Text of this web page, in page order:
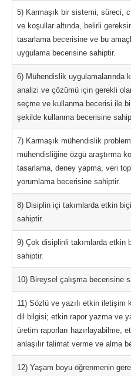
5) Karmaşık bir sistemi, süreci,
ve koşullar altında, belirli
tasarlama becerisine ve bu
uygulama becerisine sahiptir.
6) Mühendislik uygulamalarında
analizi ve çözümü için gerekli
seçme ve kullanma becerisi ile
şekilde kullanma becerisine
7) Karmaşık mühendislik
mühendisliğine özgü araştırma
tasarlama, deney yapma, veri
yorumlama becerisine sahiptir.
8) Disiplin içi takımlarda etkin
sahiptir.
9) Çok disiplinli takımlarda etkin
sahiptir.
10) Bireysel çalışma becerisine
11) Sözlü ve yazılı etkin iletişim
dil bilgisi; etkin rapor yazma ve
üretim raporları hazırlayabilme,
anlaşılır talimat verme ve alma
12) Yaşam boyu öğrenmenin